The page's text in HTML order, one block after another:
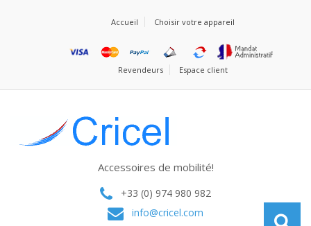
Accueil Choisir votre appareil
Revendeurs Espace client
Accessoires de mobilité!
+33 (0) 974 980 982
info@cricel.com